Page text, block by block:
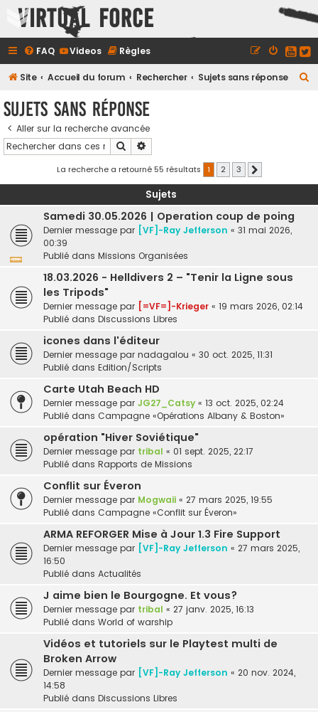
Virtual Force
FAQ Videos Règles
Site Accueil du forum Rechercher Sujets sans réponse
c
h
Sujets sans réponse
Aller sur la recherche avancée
Rechercher
La recherche a retourné 55 résultats 1 2 3
Sujets
Samedi 30.05.2026 | Operation coup de poing
Dernier message par [VF]-Ray Jefferson « 31 mai 2026,
00:39
Publié dans Missions Organisées
18.03.2026 - Helldivers 2 – "Tenir la Ligne sous
les Tripods"
Dernier message par [=VF=]-Krieger « 19 mars 2026, 02:14
Publié dans Discussions Libres
icones dans l'éditeur
Dernier message par nadagalou « 30 oct. 2025, 11:31
Publié dans Edition/Scripts
Carte Utah Beach HD
Dernier message par JG27_Catsy « 13 oct. 2025, 02:24
Publié dans Campagne «Opérations Albany & Boston»
opération "Hiver Soviétique"
Dernier message par tribal « 01 sept. 2025, 22:17
Publié dans Rapports de Missions
Conflit sur Éveron
Dernier message par Mogwaii « 27 mars 2025, 19:55
Publié dans Campagne «Conflit sur Éveron»
ARMA REFORGER Mise à Jour 1.3 Fire Support
Dernier message par [VF]-Ray Jefferson « 27 mars 2025,
16:50
Publié dans Actualités
J aime bien le Bourgogne. Et vous?
Dernier message par tribal « 27 janv. 2025, 16:13
Publié dans World of warship
Vidéos et tutoriels sur le Playtest multi de
Broken Arrow
Dernier message par [VF]-Ray Jefferson « 20 nov. 2024,
14:58
Publié dans Discussions Libres